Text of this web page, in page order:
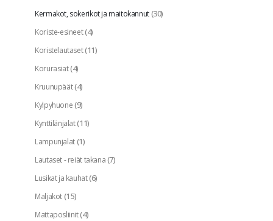
Kermakot, sokerikot ja maitokannut(30)
Koriste-esineet(4)
Koristelautaset(11)
Korurasiat(4)
Kruunupäät(4)
Kylpyhuone(9)
Kynttilänjalat(11)
Lampunjalat(1)
Lautaset - reiät takana(7)
Lusikat ja kauhat(6)
Maljakot(15)
Mattaposliinit(4)